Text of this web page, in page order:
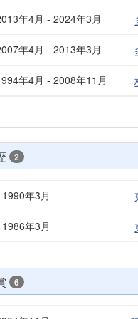
年4月 - 2024年3月
年4月 - 2013年3月
年4月 - 2008年11月
2
年3月
年3月
6